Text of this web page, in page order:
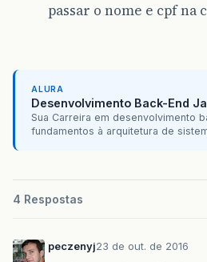
passar o nome e cpf na
ALURA
Desenvolvimento Back-End
Sua Carreira em desenvolvimento
fundamentos à arquitetura de
4 Respostas
peczenyj23 de out. de 2016